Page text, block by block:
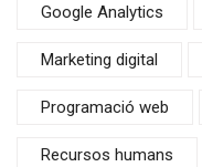
Google Analytics
Marketing digital
Programació web
Recursos humans